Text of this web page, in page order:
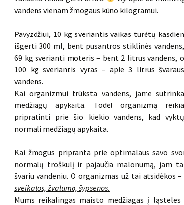
vandens vienam žmogaus kūno kilogramui.
Pavyzdžiui, 10 kg sveriantis vaikas turėtų kasdien
išgerti 300 ml, bent pusantros stiklinės vandens,
69 kg sverianti moteris – bent 2 litrus vandens, o
100 kg sveriantis vyras – apie 3 litrus švaraus
vandens.
Kai organizmui trūksta vandens, jame sutrinka
medžiagų apykaita. Todėl organizmą reikia
pripratinti prie šio kiekio vandens, kad vyktų
normali medžiagų apykaita.
Kai žmogus pripranta prie optimalaus savo
normalų troškulį ir pajaučia malonumą, jam
švariu vandeniu. O organizmas už tai atsidėkos –
sveikatos, žvalumo, šypsenos.
Mums reikalingas maisto medžiagas į ląsteles